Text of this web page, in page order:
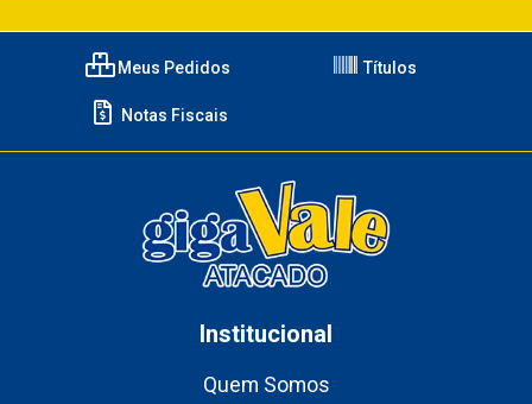
Meus Pedidos Títulos
Notas Fiscais
Institucional
Quem Somos